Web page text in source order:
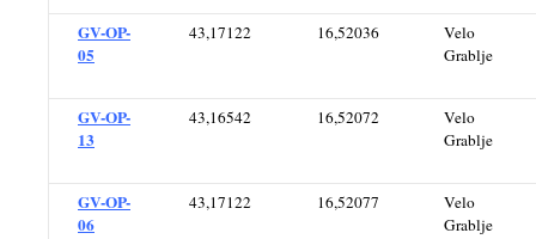
GV-OP-
05
43,17122 16,52036
Velo
Grablje
GV-OP-
13
43,16542 16,52072
Velo
Grablje
GV-OP-
06
43,17122 16,52077
Velo
Grablje